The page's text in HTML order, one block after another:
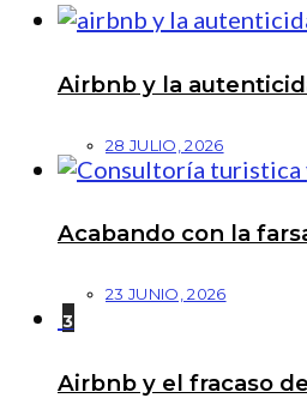
Airbnb y la
28 JULIO, 2026
Acabando con la
23 JUNIO, 2026
3
Airbnb y el fracaso